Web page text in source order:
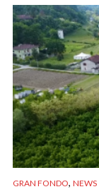
GRAN FONDO, NEWS